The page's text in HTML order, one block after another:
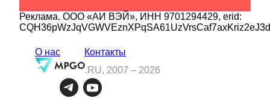
Реклама. ООО «АИ ВЭЙ», ИНН 9701294429, erid:
О нас
Контакты
.RU, 2007 – 2026